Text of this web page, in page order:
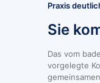
Praxis
Sie
Das vom
vorgelegte